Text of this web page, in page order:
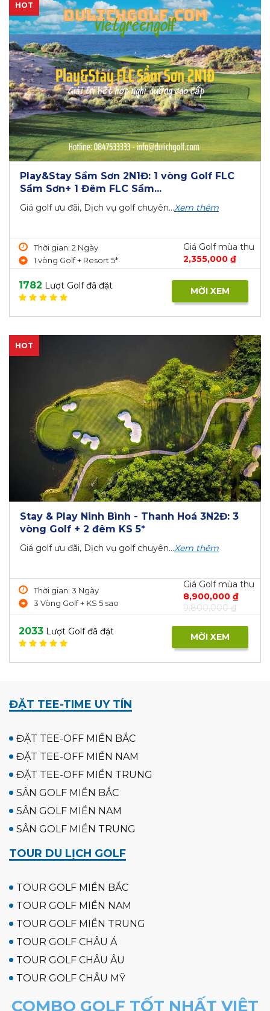
HOT
Play&Stay Sầm Sơn 2N1Đ: 1 vòng Golf FLC
Sầm Sơn+ 1 Đêm FLC Sầm...
Giá golf ưu đãi, Dịch vụ golf chuyên...Xem thêm
Thời gian: 2 Ngày
1 vòng Golf + Resort 5*
Giá Golf mùa thu
2,355,000 ₫
1782 Lượt Golf đã đặt MỜI XEM
HOT
Stay & Play Ninh Bình - Thanh Hoá 3N2Đ: 3
vòng Golf + 2 đêm KS 5*
Giá golf ưu đãi, Dịch vụ golf chuyên...Xem thêm
Thời gian: 3 Ngày
3 Vòng Golf + KS 5 sao
Giá Golf mùa thu
8,900,000 ₫
9,800,000 ₫
2033 Lượt Golf đã đặt MỜI XEM
ĐẶT TEE-TIME UY TÍN
ĐẶT TEE-OFF MIỀN BẮC
ĐẶT TEE-OFF MIỀN NAM
ĐẶT TEE-OFF MIỀN TRUNG
SÂN GOLF MIỀN BẮC
SÂN GOLF MIỀN NAM
SÂN GOLF MIỀN TRUNG
TOUR DU LỊCH GOLF
TOUR GOLF MIỀN BẮC
TOUR GOLF MIỀN NAM
TOUR GOLF MIỀN TRUNG
TOUR GOLF CHÂU Á
TOUR GOLF CHÂU ÂU
TOUR GOLF CHÂU MỸ
COMBO GOLF TỐT NHẤT VIỆT